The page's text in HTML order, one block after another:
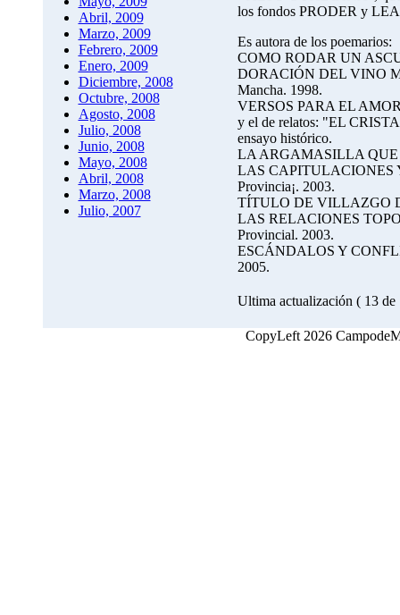
Abril, 2009
Marzo, 2009
Febrero, 2009
Enero, 2009
Diciembre, 2008
Octubre, 2008
Agosto, 2008
Julio, 2008
Junio, 2008
Mayo, 2008
Abril, 2008
Marzo, 2008
Julio, 2007
los fondos PRODER y
Es autora de los poemarios:
COMO RODAR UN
DORACIÓN DEL VINO
Mancha. 1998.
VERSOS PARA EL
y el de relatos: "EL
ensayo histórico.
LA ARGAMASILLA QUE
LAS CAPITULACIONES
Provincia¡. 2003.
TÍTULO DE VILLAZGO
LAS RELACIONES
Provincial. 2003.
ESCÁNDALOS Y
2005.
Ultima actualización ( 13 de
CopyLeft 2026